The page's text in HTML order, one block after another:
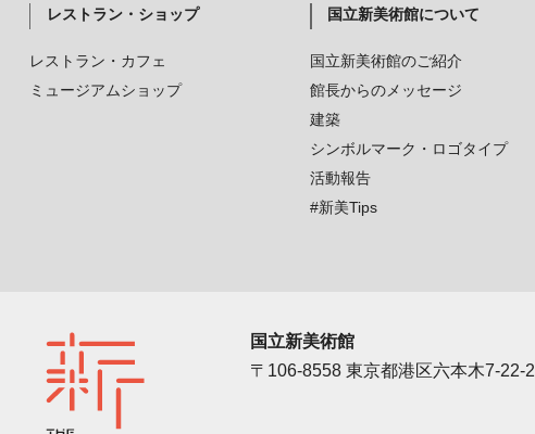
レストラン・ショップ
レストラン・カフェ
ミュージアムショップ
国立新美術館について
国立新美術館のご紹介
館長からのメッセージ
建築
シンボルマーク・ロゴタイプ
活動報告
#新美Tips
国立新美術館
〒106-8558 東京都港区六本木7-22-2